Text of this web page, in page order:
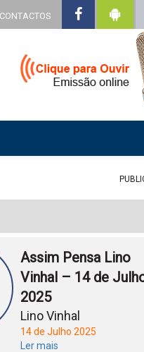
CONTACTOS
Assim Pensa Lino
Vinhal – 14 de
2025
Lino Vinhal
14 de Julho 2025
Ler mais